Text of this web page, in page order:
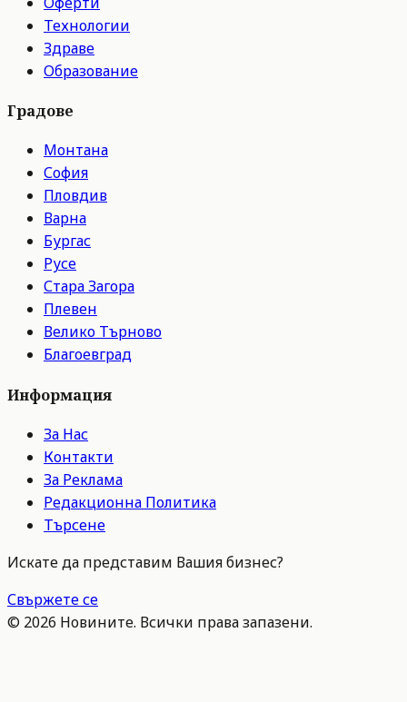
Технологии
Здраве
Образование
Градове
Монтана
София
Пловдив
Варна
Бургас
Русе
Стара Загора
Плевен
Велико Търново
Благоевград
Информация
За Нас
Контакти
За Реклама
Редакционна Политика
Търсене
Искате да представим Вашия бизнес?
Свържете се
© 2026 Новините. Всички права запазени.